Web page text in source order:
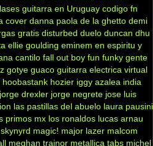
guitarra en Uruguay codigo fn
cover danna paola de la ghetto demi
gratis disturbed duelo duncan dhu
ellie goulding eminem en espiritu y
cantilo fall out boy fun funky gente
gotye guaco guitarra electrica virtual
hoobastank hozier iggy azalea india
jorge drexler jorge negrete jose luis
las pastillas del abuelo laura pausini
primos mx los ronaldos lucas arnau
magic! major lazer malcom
meghan trainor metallica tabs michel